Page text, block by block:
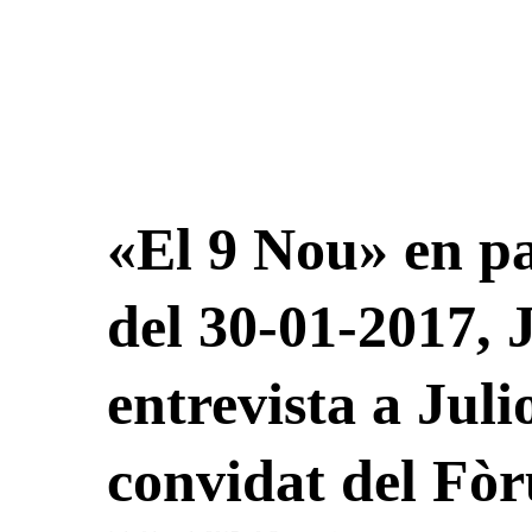
Què és?
Què fem?
On som?
Estatuts
Òrgans de Govern
Arxiu del
«El 9 Nou» en
del 30-01-
entrevista a
convidat del